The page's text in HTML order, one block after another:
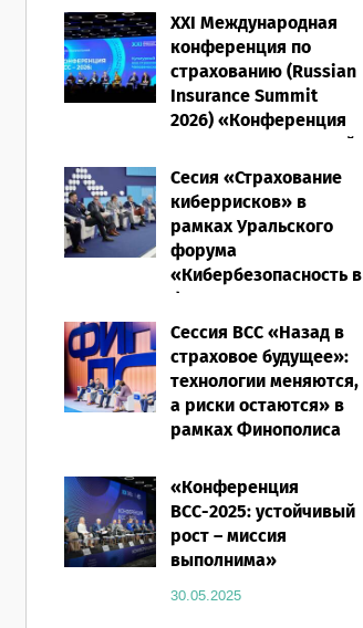
XXI Международная
конференция по
страхованию (Russian
Insurance Summit
2026) «Конференция
ВСС-2026: Культурный
код страхования/
Человеческий
фактор»
28.05.2026
Сесия «Страхование
киберрисков» в
рамках Уральского
форума
«Кибербезопасность в
финансах» 2026
16.03.2026
Сессия ВСС «Назад в
страховое будущее»:
технологии меняются,
а риски остаются» в
рамках Финополиса
16.03.2026
«Конференция
ВСС-2025: устойчивый
рост – миссия
выполнима»
30.05.2025